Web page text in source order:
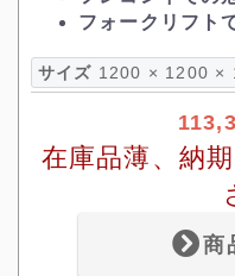
フォークリフト
サイズ 1200 × 1200 ×
在庫品薄、納
商